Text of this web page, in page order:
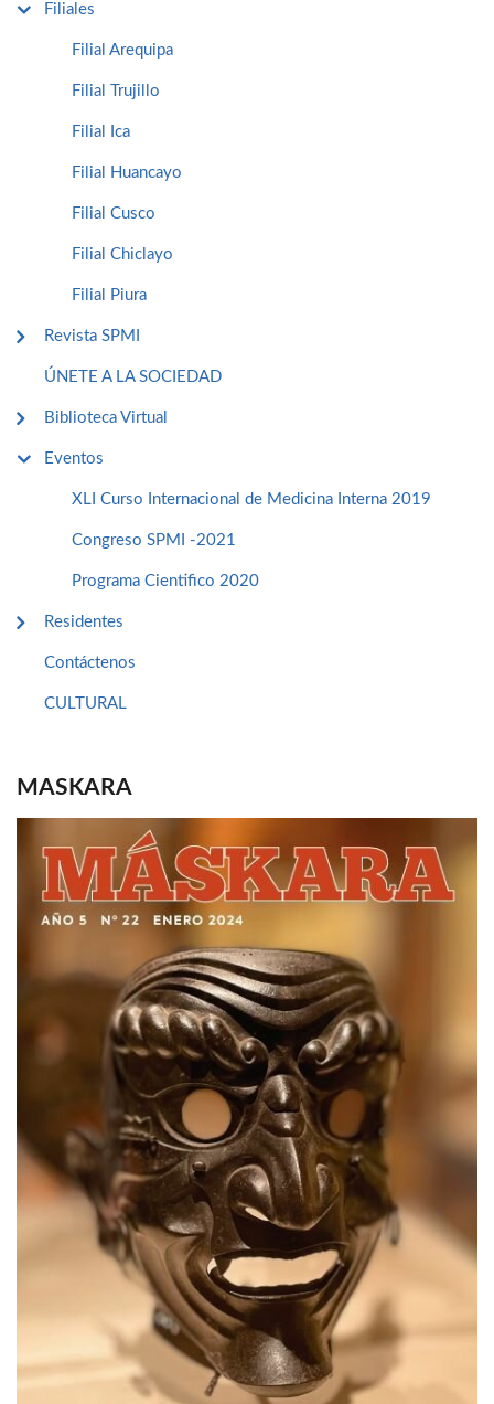
Filiales
Filial Arequipa
Filial Trujillo
Filial Ica
Filial Huancayo
Filial Cusco
Filial Chiclayo
Filial Piura
Revista SPMI
ÚNETE A LA SOCIEDAD
Biblioteca Virtual
Eventos
XLI Curso Internacional de Medicina Interna 2019
Congreso SPMI -2021
Programa Cientifico 2020
Residentes
Contáctenos
CULTURAL
MASKARA